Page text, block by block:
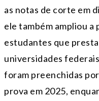
as notas de corte em
ele também ampliou a
estudantes que
universidades
foram preenchidas
prova em 2025,